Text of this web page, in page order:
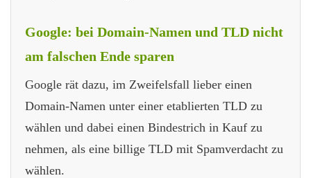
Google: bei Domain-Namen und TLD nicht
am falschen Ende sparen
Google rät dazu, im Zweifelsfall lieber einen
Domain-Namen unter einer etablierten TLD zu
wählen und dabei einen Bindestrich in Kauf zu
nehmen, als eine billige TLD mit Spamverdacht zu
wählen.